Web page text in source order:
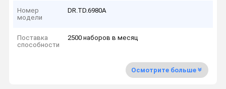
Номер
модели
DR.TD.6980A
Поставка
способности
2500 наборов в месяц
Осмотрите больше